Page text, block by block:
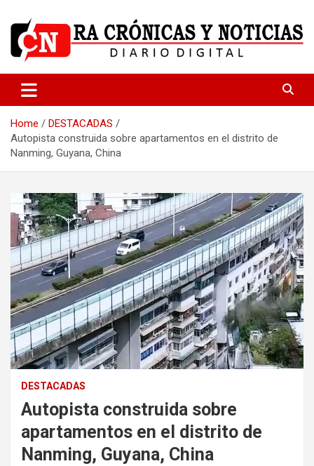
content
R.A Crónicas y Noticias
Home
DESTACADAS
Autopista construida sobre apartamentos en el distrito de
Nanming, Guyana, China
DESTACADAS
Autopista construida sobre
apartamentos en el distrito de
Nanming, Guyana, China